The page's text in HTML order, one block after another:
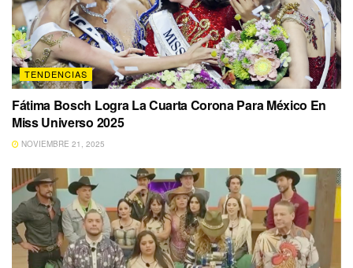
TENDENCIAS
Fátima Bosch Logra La Cuarta Corona Para México En
Miss Universo 2025
NOVIEMBRE 21, 2025